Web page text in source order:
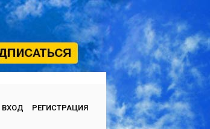
ВХОД РЕГИСТРАЦИЯ